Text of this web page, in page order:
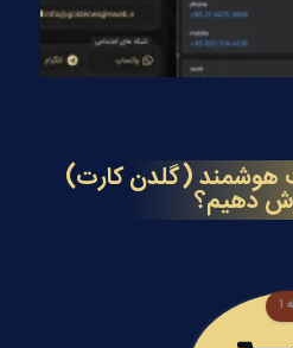
هوشمند (گلدن کارت)
دهیم؟